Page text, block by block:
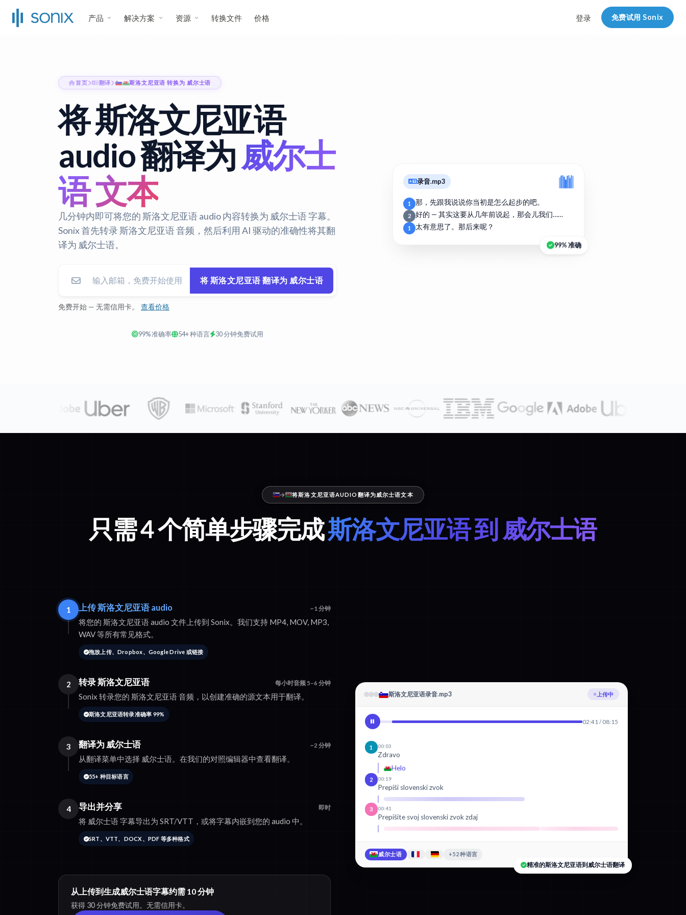
产品 解决方案 资源 转换文件 价格 登录 免费试用 Sonix
首页 翻译 斯洛文尼亚语 转换为 威尔士语
将 斯洛文尼亚语
audio 翻译为威尔士
语 文本
几分钟内即可将您的 斯洛文尼亚语 audio 内容转换为 威尔士语 字幕。
Sonix 首先转录 斯洛文尼亚语 音频，然后利用 AI 驱动的准确性将其翻
译为 威尔士语。
将 斯洛文尼亚语 翻译为 威尔士语
免费开始 — 无需信用卡。 查看价格
99% 准确率 54+ 种语言 30 分钟免费试用
录音.mp3
1 那，先跟我说说你当初是怎么起步的吧。
2 好的 — 其实这要从几年前说起，那会儿我们……
1 太有意思了。那后来呢？
99% 准确
将斯洛文尼亚语AUDIO翻译为威尔士语文本
只需 4 个简单步骤完成斯洛文尼亚语 到 威尔士语
1 上传 斯洛文尼亚语 audio ~1 分钟
将您的 斯洛文尼亚语 audio 文件上传到 Sonix。我们支持 MP4, MOV, MP3,
WAV 等所有常见格式。
拖放上传、Dropbox、Google Drive 或链接
2 转录 斯洛文尼亚语 每小时音频 5–6 分钟
Sonix 转录您的 斯洛文尼亚语 音频，以创建准确的源文本用于翻译。
斯洛文尼亚语转录准确率 99%
3 翻译为 威尔士语 ~2 分钟
从翻译菜单中选择 威尔士语。在我们的对照编辑器中查看翻译。
55+ 种目标语言
4 导出并分享 即时
将 威尔士语 字幕导出为 SRT/VTT，或将字幕内嵌到您的 audio 中。
SRT、VTT、DOCX、PDF 等多种格式
从上传到生成威尔士语字幕约需 10 分钟
获得 30 分钟免费试用。无需信用卡。
斯洛文尼亚语录音.mp3 正在转录斯洛文尼亚语
02:41 / 08:15
1 00:03
Zdravo
Helo
2 00:19
Prepiši slovenski zvok
3 00:41
Prepišite svoj slovenski zvok zdaj
威尔士语 +52 种语言
精准的斯洛文尼亚语到威尔士语翻译